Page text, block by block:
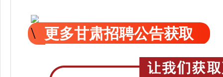
更多甘肃招聘公告获取